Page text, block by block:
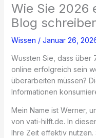
Wie Sie 2026
Blog
Wissen / Januar 26,
Wussten Sie, dass über
online erfolgreich sein
überarbeiten müssen?
Informationen
Mein Name ist Werner,
von vati-hilft.de. In
Ihre Zeit effektiv nutzen.